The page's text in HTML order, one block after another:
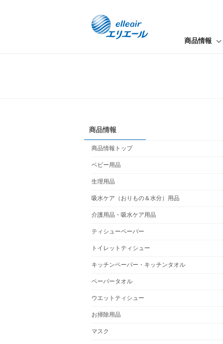
商品情報
商品情報
商品情報トップ
ベビー用品
生理用品
吸水ケア（おりもの＆水分）用品
介護用品・吸水ケア用品
ティシューペーパー
トイレットティシュー
キッチンペーパー・キッチンタオル
ペーパータオル
ウエットティシュー
お掃除用品
マスク